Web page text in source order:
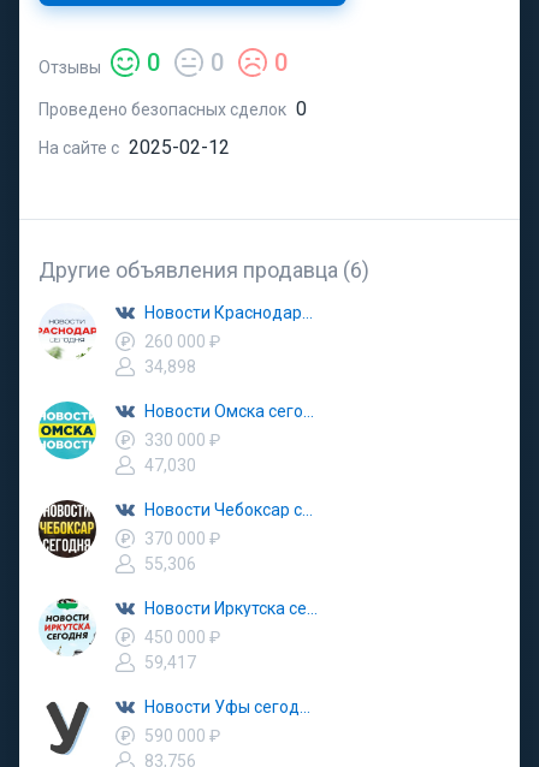
Отзывы 0 0 0
Проведено безопасных сделок 0
На сайте с 2025-02-12
Другие объявления продавца (6)
260 000 ₽
34,898
330 000 ₽
47,030
370 000 ₽
55,306
450 000 ₽
59,417
590 000 ₽
83,756